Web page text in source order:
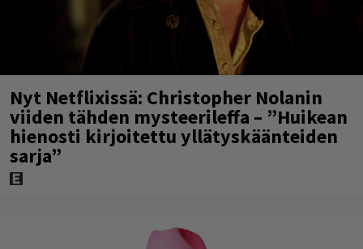
Nyt Netflixissä: Christopher Nolanin
viiden tähden mysteerileffa – ”Huikean
hienosti kirjoitettu yllätyskäänteiden
sarja”